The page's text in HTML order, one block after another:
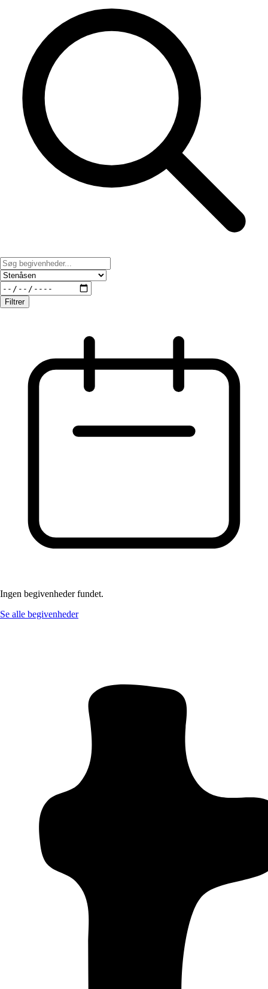
Filtrer
Ingen begivenheder fundet.
Se alle begivenheder